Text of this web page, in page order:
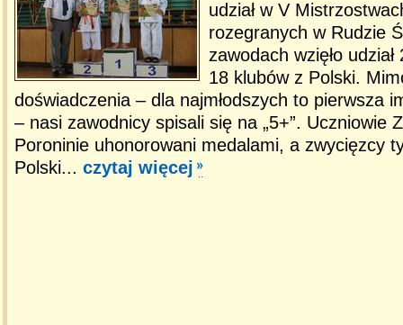
udział w V
rozegranych w Rudzie
zawodach wzięło
18 klubów z Polski.
doświadczenia – dla najmłodszych to pierwsza
– nasi zawodnicy spisali się na „5+”. Uczniowie
Poroninie uhonorowani medalami, a zwycięzcy
Polski... czytaj więcej